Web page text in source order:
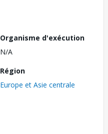
Organisme d'exécution
N/A
Région
Europe et Asie centrale